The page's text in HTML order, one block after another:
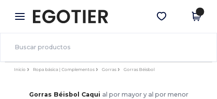
× App de Egotier
¡Mejores precios en app!
Descargar app
Inicio Ropa básica | Complementos Gorras Gorras Béisbol
Gorras Béisbol Caqui al por mayor y al por menor